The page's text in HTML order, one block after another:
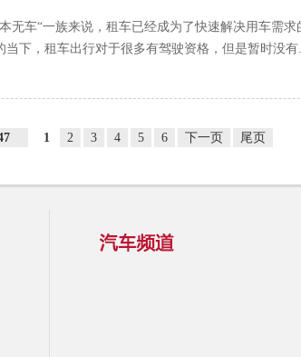
无车“一族来说，租车已经成为了快速解决用车需
下，租车出行对于很多有驾驶资格，但是暂时没有
1 2 3 4 5 6 下一页 尾页